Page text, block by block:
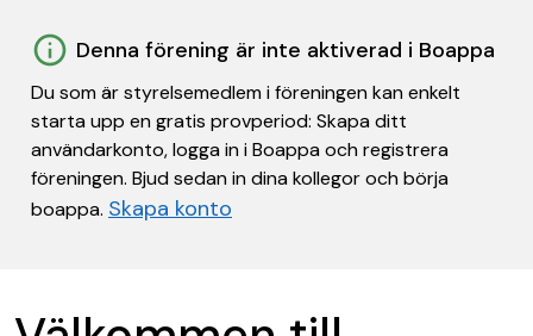
Denna förening är inte aktiverad i Boappa
Du som är styrelsemedlem i föreningen kan enkelt
starta upp en gratis provperiod: Skapa ditt
användarkonto, logga in i Boappa och registrera
föreningen. Bjud sedan in dina kollegor och börja
boappa. Skapa konto